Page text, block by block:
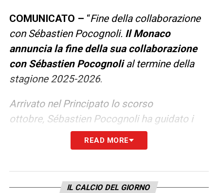
COMUNICATO – “Fine della collaborazione
con Sébastien Pocognoli. Il Monaco
annuncia la fine della sua collaborazione
con Sébastien Pocognolial termine della
stagione 2025-2026.
Arrivato nel Principato lo scorso
ottobre, Sébastien Pocognoli ha guidato i
rossobianchi in 38 occasioni, con un bilancio
di 16 vittorie, 9 pareggi e 13 sconfitte.
è qualificata per la fase a eliminazione
READ MORE
IL CALCIO DEL GIORNO